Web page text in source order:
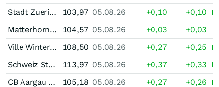
Stadt Zuerich 1,50 % bis 04/32
103,97 05.08.26 +0,10
+0,10
Matterhorn Verkehrs 1,50 % bis 04/32
104,57 05.08.26 +0,03
+0,03
Ville Winterthour 1,875 % bis 04/37
108,50 05.08.26 +0,27
+0,25
Schweiz Staatsanleihe 1,50 % bis 04/42
113,97 05.08.26 +0,37
+0,33
CB Aargau 1,60 % bis 05/37
105,18 05.08.26 +0,27
+0,26